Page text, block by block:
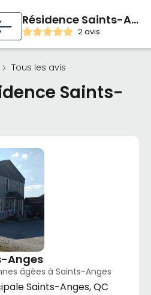
Résidence Saints-Anges
2 avis
Tous les avis
Saints-
Anges
âgées à Saints-Anges
Saints-Anges, QC